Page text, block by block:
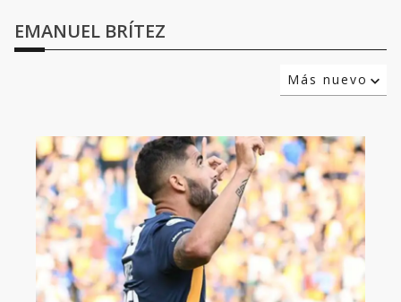
EMANUEL BRÍTEZ
Más nuevo